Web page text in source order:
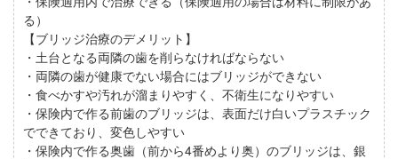
る）
【ブリッジ治療のデメリット】
・土台となる両隣の歯を削らなければならない
・両隣の歯が健康でない場合にはブリッジができない
・食べかすや汚れが溜まりやすく、不衛生になりやすい
・保険内で作る前歯のブリッジは、表面だけ白いプラスチック
でできており、変色しやすい
・保険内で作る奥歯（前から4番めより奥）のブリッジは、銀